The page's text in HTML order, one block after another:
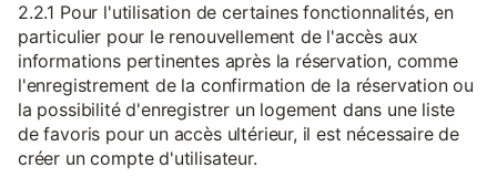
2.2.1 Pour l'utilisation de certaines fonctionnalités, en
particulier pour le renouvellement de l'accès aux
informations pertinentes après la réservation, comme
l'enregistrement de la confirmation de la réservation ou
la possibilité d'enregistrer un logement dans une liste
de favoris pour un accès ultérieur, il est nécessaire de
créer un compte d'utilisateur.